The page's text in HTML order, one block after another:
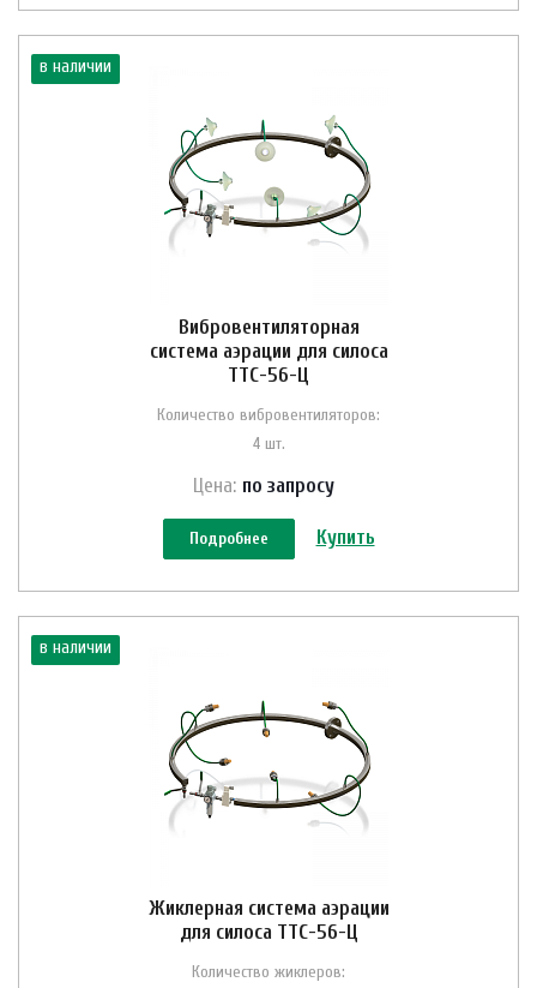
в наличии
Вибровентиляторная
система аэрации для силоса
ТТС-56-Ц
Количество вибровентиляторов:
4 шт.
Цена: по запросу
Подробнее Купить
в наличии
Жиклерная система аэрации
для силоса ТТС-56-Ц
Количество жиклеров: